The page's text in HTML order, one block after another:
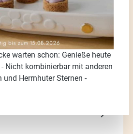
warten schon: Genieße heute
Nicht kombinierbar mit anderen
und Herrnhuter Sternen -